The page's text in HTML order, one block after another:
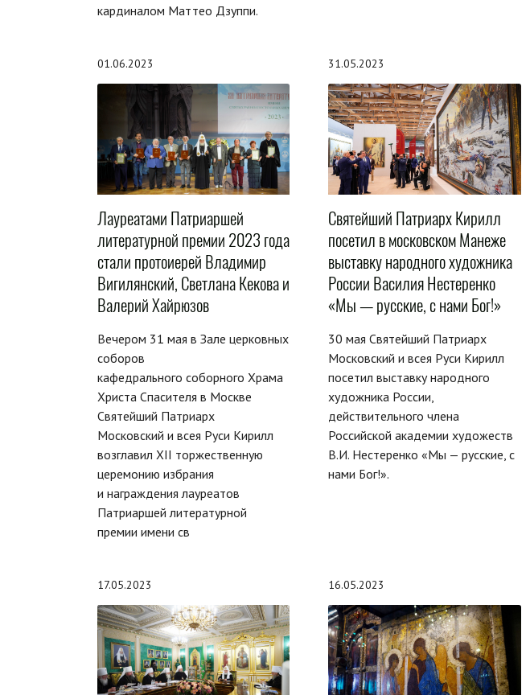
кардиналом Маттео Дзуппи.
01.06.2023
Лауреатами Патриаршей
литературной премии 2023 года
стали протоиерей Владимир
Вигилянский, Светлана Кекова и
Валерий Хайрюзов
Вечером 31 мая в Зале церковных
соборов
кафедрального соборного Храма
Христа Спасителя в Москве
Святейший Патриарх
Московский и всея Руси Кирилл
возглавил XII торжественную
церемонию избрания
и награждения лауреатов
Патриаршей литературной
премии имени св
31.05.2023
Святейший Патриарх Кирилл
посетил в московском Манеже
выставку народного художника
России Василия Нестеренко
«Мы — русские, с нами Бог!»
30 мая Святейший Патриарх
Московский и всея Руси Кирилл
посетил выставку народного
художника России,
действительного члена
Российской академии художеств
В.И. Нестеренко «Мы — русские, с
нами Бог!».
17.05.2023 16.05.2023